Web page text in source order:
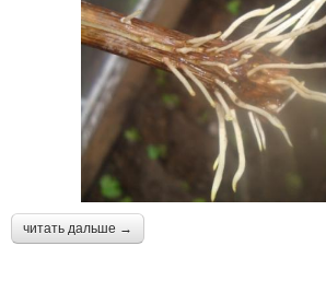
читать дальше →